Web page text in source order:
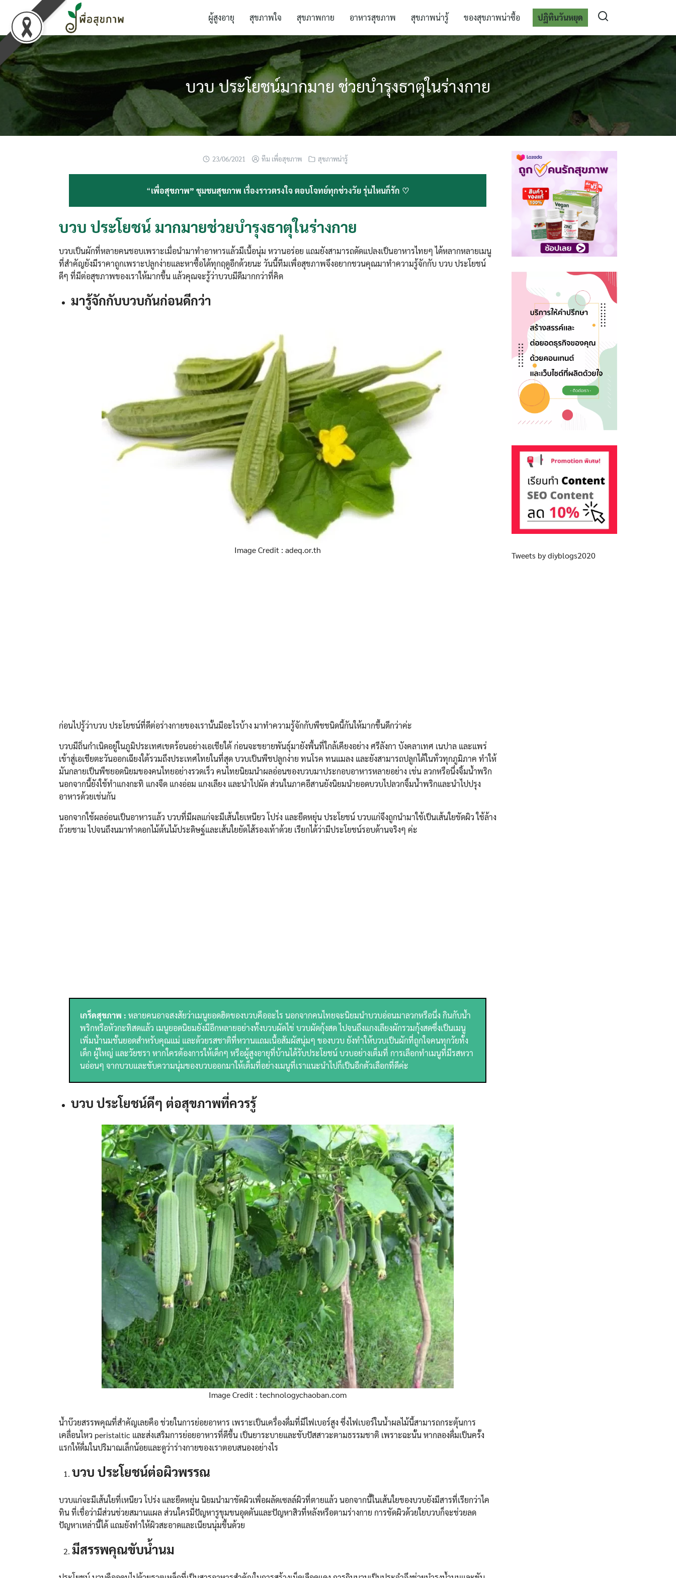
content
ผู้สูงอายุ สุขภาพใจ สุขภาพกาย อาหารสุขภาพ สุขภาพน่ารู้ ของสุขภาพน่าซื้อ ปฏิทินวันหยุด
Search
for:
Search
บวบ ประโยชน์มากมาย ช่วยบำรุงธาตุในร่างกาย
23/06/2021 ทีม เพื่อสุขภาพ สุขภาพน่ารู้
“เพื่อสุขภาพ” ชุมชนสุขภาพ เรื่องราวตรงใจ ตอบโจทย์ทุกช่วงวัย รุ่นไหนก็รัก ♡
บวบ ประโยชน์ มากมายช่วยบำรุงธาตุในร่างกาย
บวบเป็นผักที่หลายคนชอบเพราะเมื่อนำมาทำอาหารแล้วมีเนื้อนุ่ม หวานอร่อย แถมยังสามารถดัดแปลงเป็นอาหารไทยๆ ได้หลากหลายเมนู
ที่สำคัญยังมีราคาถูกเพราะปลูกง่ายและหาซื้อได้ทุกฤดูอีกด้วยนะ วันนี้ทีมเพื่อสุขภาพจึงอยากชวนคุณมาทำความรู้จักกับ บวบ ประโยชน์
ดีๆ ที่มีต่อสุขภาพของเราให้มากขึ้น แล้วคุณจะรู้ว่าบวบมีดีมากกว่าที่คิด
มารู้จักกับบวบกันก่อนดีกว่า
Image Credit : adeq.or.th
ก่อนไปรู้ว่าบวบ ประโยชน์ที่ดีต่อร่างกายของเรานั้นมีอะไรบ้าง มาทำความรู้จักกับพืชชนิดนี้กันให้มากขึ้นดีกว่าค่ะ
บวบมีถิ่นกำเนิดอยู่ในภูมิประเทศเขตร้อนอย่างเอเชียใต้ ก่อนจะขยายพันธุ์มายังพื้นที่ใกล้เคียงอย่าง ศรีลังกา บังคลาเทศ เนปาล และแพร่
เข้าสู่เอเชียตะวันออกเฉียงใต้รวมถึงประเทศไทยในที่สุด บวบเป็นพืชปลูกง่าย ทนโรค ทนแมลง และยังสามารถปลูกได้ในทั่วทุกภูมิภาค ทำให้
มันกลายเป็นพืชยอดนิยมของคนไทยอย่างรวดเร็ว คนไทยนิยมนำผลอ่อนของบวบมาประกอบอาหารหลายอย่าง เช่น ลวกหรือนึ่งจิ้มน้ำพริก
นอกจากนี้ยังใช้ทำแกงกะทิ แกงจืด แกงอ่อม แกงเลียง และนำไปผัด ส่วนในภาคอีสานยังนิยมนำยอดบวบไปลวกจิ้มน้ำพริกและนำไปปรุง
อาหารด้วยเช่นกัน
นอกจากใช้ผลอ่อนเป็นอาหารแล้ว บวบที่มีผลแก่จะมีเส้นใยเหนียว โปร่ง และยืดหยุ่น ประโยชน์ บวบแก่จึงถูกนำมาใช้เป็นเส้นใยขัดผิว ใช้ล้าง
ถ้วยชาม ไปจนถึงนมาทำดอกไม้ต้นไม้ประดิษฐ์และเส้นใยยัดไส้รองเท้าด้วย เรียกได้ว่ามีประโยชน์รอบด้านจริงๆ ค่ะ
เกร็ดสุขภาพ : หลายคนอาจสงสัยว่าเมนูยอดฮิตของบวบคืออะไร นอกจากคนไทยจะนิยมนำบวบอ่อนมาลวกหรือนึ่ง กินกับน้ำ
พริกหรือหัวกะทิสดแล้ว เมนูยอดนิยมยังมีอีกหลายอย่างทั้งบวบผัดไข่ บวบผัดกุ้งสด ไปจนถึงแกงเลียงผักรวมกุ้งสดซึ่งเป็นเมนู
เพิ่มน้ำนมชั้นยอดสำหรับคุณแม่ และด้วยรสชาติที่หวานแถมเนื้อสัมผัสนุ่มๆ ของบวบ ยังทำให้บวบเป็นผักที่ถูกใจคนทุกวัยทั้ง
เด็ก ผู้ใหญ่ และวัยชรา หากใครต้องการให้เด็กๆ หรือผู้สูงอายุที่บ้านได้รับประโยชน์ บวบอย่างเต็มที่ การเลือกทำเมนูที่มีรสหวา
นอ่อนๆ จากบวบและขับความนุ่มของบวบออกมาให้เต็มที่อย่างเมนูที่เราแนะนำไปก็เป็นอีกตัวเลือกที่ดีค่ะ
บวบ ประโยชน์ดีๆ ต่อสุขภาพที่ควรรู้
Image Credit : technologychaoban.com
น้ำบ๊วยสรรพคุณที่สำคัญเลยคือ ช่วยในการย่อยอาหาร เพราะเป็นเครื่องดื่มที่มีไฟเบอร์สูง ซึ่งไฟเบอร์ในน้ำผลไม้นี้สามารถกระตุ้นการ
เคลื่อนไหว peristaltic และส่งเสริมการย่อยอาหารที่ดีขึ้น เป็นยาระบายและขับปัสสาวะตามธรรมชาติ เพราะฉะนั้น หากลองดื่มเป็นครั้ง
แรกให้ดื่มในปริมาณเล็กน้อยและดูว่าร่างกายของเราตอบสนองอย่างไร
บวบ ประโยชน์ต่อผิวพรรณ
บวบแก่จะมีเส้นใยที่เหนียว โปร่ง และยืดหยุ่น นิยมนำมาขัดผิวเพื่อผลัดเซลล์ผิวที่ตายแล้ว นอกจากนี้ในเส้นใยของบวบยังมีสารที่เรียกว่าไค
ทิน ที่เชื่อว่ามีส่วนช่วยสมานแผล ส่วนใครมีปัญหารูขุมขนอุดตันและปัญหาสิวที่หลังหรือตามร่างกาย การขัดผิวด้วยใยบวบก็จะช่วยลด
ปัญหาเหล่านี้ได้ แถมยังทำให้ผิวสะอาดและเนียนนุ่มขึ้นด้วย
มีสรรพคุณขับน้ำนม
Tweets by diyblogs2020